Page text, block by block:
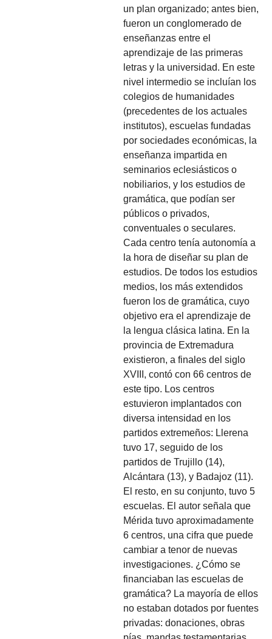
un plan organizado; antes bien,
fueron un conglomerado de
enseñanzas entre el
aprendizaje de las primeras
letras y la universidad. En este
nivel intermedio se incluían los
colegios de humanidades
(precedentes de los actuales
institutos), escuelas fundadas
por sociedades económicas, la
enseñanza impartida en
seminarios eclesiásticos o
nobiliarios, y los estudios de
gramática, que podían ser
públicos o privados,
conventuales o seculares.
Cada centro tenía autonomía a
la hora de diseñar su plan de
estudios. De todos los estudios
medios, los más extendidos
fueron los de gramática, cuyo
objetivo era el aprendizaje de
la lengua clásica latina. En la
provincia de Extremadura
existieron, a finales del siglo
XVIII, contó con 66 centros de
este tipo. Los centros
estuvieron implantados con
diversa intensidad en los
partidos extremeños: Llerena
tuvo 17, seguido de los
partidos de Trujillo (14),
Alcántara (13), y Badajoz (11).
El resto, en su conjunto, tuvo 5
escuelas. El autor señala que
Mérida tuvo aproximadamente
6 centros, una cifra que puede
cambiar a tenor de nuevas
investigaciones. ¿Cómo se
financiaban las escuelas de
gramática? La mayoría de ellos
no estaban dotados por fuentes
privadas: donaciones, obras